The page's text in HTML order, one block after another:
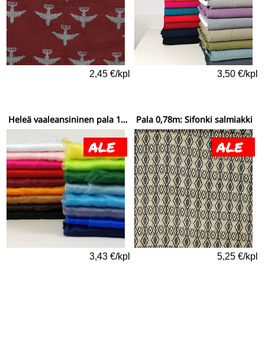
2,45 €/kpl 3,50 €/kpl
Heleä vaaleansininen pala 1m: Organza yksivärinen
3,43 €/kpl
Pala 0,78m: Sifonki salmiakki
5,25 €/kpl